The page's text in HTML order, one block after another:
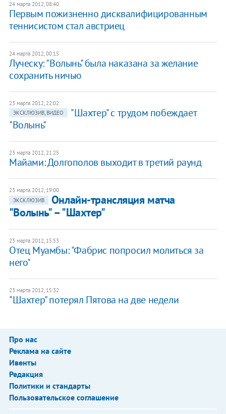
24 марта 2012, 08:40
Первым пожизненно дисквалифицированным
теннисистом стал австриец
24 марта 2012, 00:15
Луческу: "Волынь" была наказана за желание
сохранить ничью
23 марта 2012, 22:02
ЭКСКЛЮЗИВ, ВИДЕО
"Шахтер" с трудом побеждает
"Волынь"
23 марта 2012, 21:25
Майами: Долгополов выходит в третий раунд
23 марта 2012, 19:00
ЭКСКЛЮЗИВ
Онлайн-трансляция матча
"Волынь" – "Шахтер"
23 марта 2012, 15:53
Отец Муамбы: "Фабрис попросил молиться за
него"
23 марта 2012, 15:32
"Шахтер" потерял Пятова на две недели
Про нас
Реклама на сайте
Ивенты
Редакция
Политики и стандарты
Пользовательское соглашение